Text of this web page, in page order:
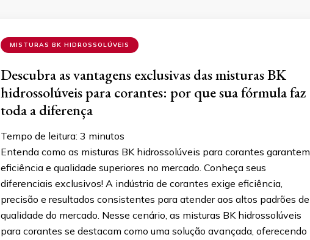
MISTURAS BK HIDROSSOLÚVEIS
Descubra as vantagens exclusivas das misturas BK
hidrossolúveis para corantes: por que sua fórmula faz
toda a diferença
Tempo de leitura: 3 minutos
Entenda como as misturas BK hidrossolúveis para corantes garantem
eficiência e qualidade superiores no mercado. Conheça seus
diferenciais exclusivos! A indústria de corantes exige eficiência,
precisão e resultados consistentes para atender aos altos padrões de
qualidade do mercado. Nesse cenário, as misturas BK hidrossolúveis
para corantes se destacam como uma solução avançada, oferecendo